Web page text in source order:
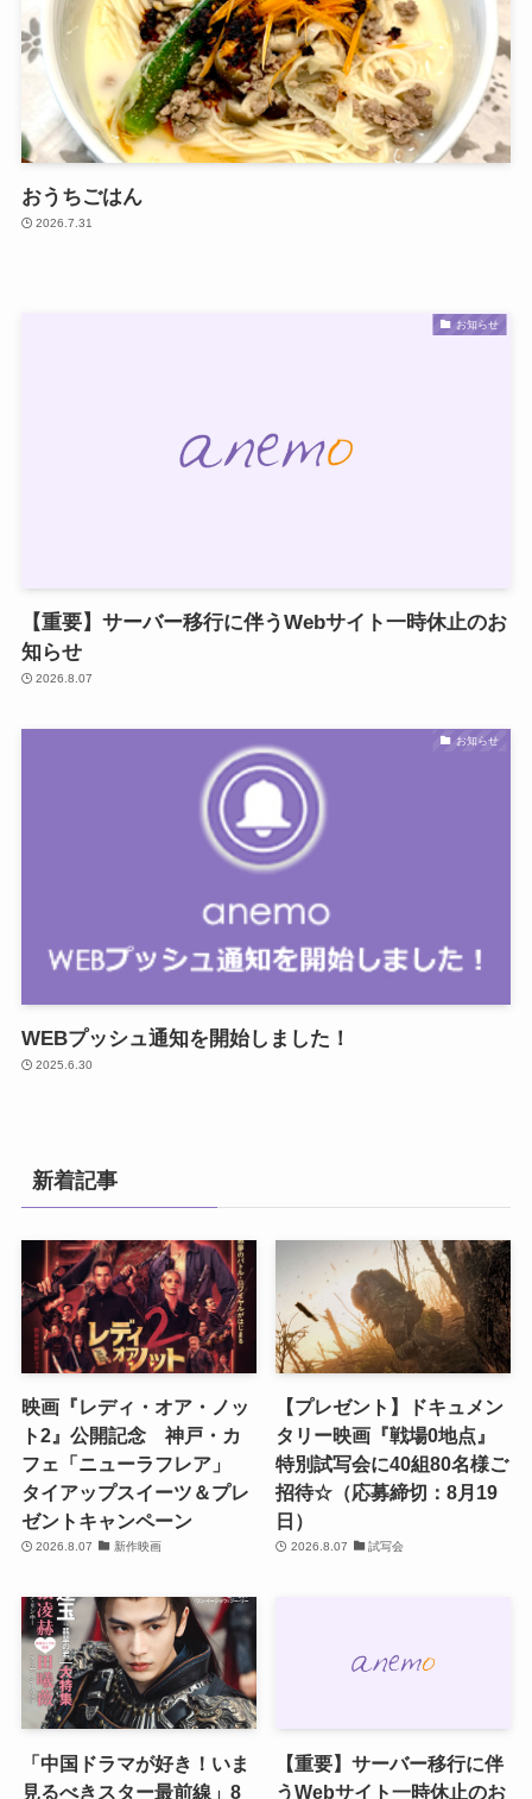
おうちごはん
2026.7.31
お知らせ
【重要】サーバー移行に伴うWebサイト一時休止のお
知らせ
2026.8.07
お知らせ
WEBプッシュ通知を開始しました！
2025.6.30
新着記事
映画『レディ・オア・ノッ
ト2』公開記念 神戸・カ
フェ「ニューラフレア」
タイアップスイーツ＆プレ
ゼントキャンペーン
2026.8.07 新作映画
【プレゼント】ドキュメン
タリー映画『戦場0地点』
特別試写会に40組80名様ご
招待☆（応募締切：8月19
日）
2026.8.07 試写会
「中国ドラマが好き！いま
見るべきスター最前線」8
【重要】サーバー移行に伴
うWebサイト一時休止のお